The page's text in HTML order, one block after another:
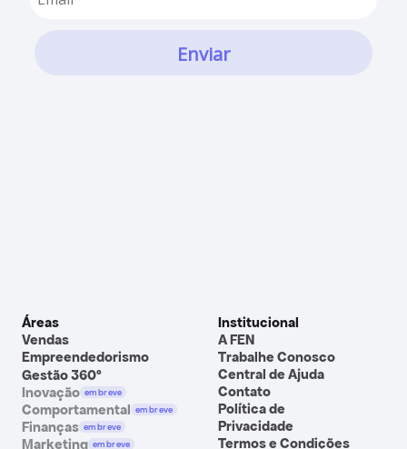
Institucional
A FEN
Trabalhe Conosco
Central de Ajuda
Contato
Política de
Privacidade
Termos e Condições
Áreas
Vendas
Empreendedorismo
Gestão 360º
Inovação em breve
Comportamental em breve
Finanças em breve
Marketing em breve